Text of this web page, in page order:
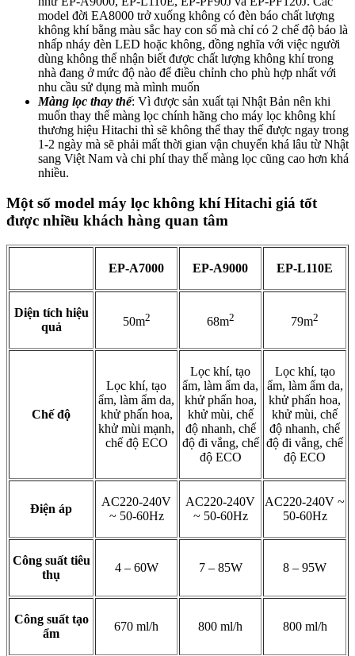
model đời EA8000 trở xuống không có đèn báo chất lượng
không khí bằng màu sắc hay con số mà chỉ có 2 chế độ báo là
nhấp nháy đèn LED hoặc không, đồng nghĩa với việc người
dùng không thể nhận biết được chất lượng không khí trong
nhà đang ở mức độ nào để điều chỉnh cho phù hợp nhất với
nhu cầu sử dụng mà mình muốn
Màng lọc thay thế: Vì được sản xuất tại Nhật Bản nên khi
muốn thay thế màng lọc chính hãng cho máy lọc không khí
thương hiệu Hitachi thì sẽ không thể thay thế được ngay trong
1-2 ngày mà sẽ phải mất thời gian vận chuyển khá lâu từ Nhật
sang Việt Nam và chi phí thay thế màng lọc cũng cao hơn khá
nhiều.
Một số model máy lọc không khí Hitachi giá tốt
được nhiều khách hàng quan tâm
EP-A7000 EP-A9000 EP-L110E
Diện tích hiệu
quả
50m2 68m2 79m2
Chế độ
Lọc khí, tạo
ẩm, làm ẩm da,
khử phấn hoa,
khử mùi mạnh,
chế độ ECO
Lọc khí, tạo
ẩm, làm ẩm da,
khử phấn hoa,
khử mùi, chế
độ nhanh, chế
độ đi vắng, chế
độ ECO
Lọc khí, tạo
ẩm, làm ẩm da,
khử phấn hoa,
khử mùi, chế
độ nhanh, chế
độ đi vắng, chế
độ ECO
Điện áp
AC220-240V
~ 50-60Hz
AC220-240V
~ 50-60Hz
AC220-240V ~
50-60Hz
Công suất tiêu
thụ
4 – 60W 7 – 85W 8 – 95W
Công suất tạo
ẩm
670 ml/h 800 ml/h 800 ml/h